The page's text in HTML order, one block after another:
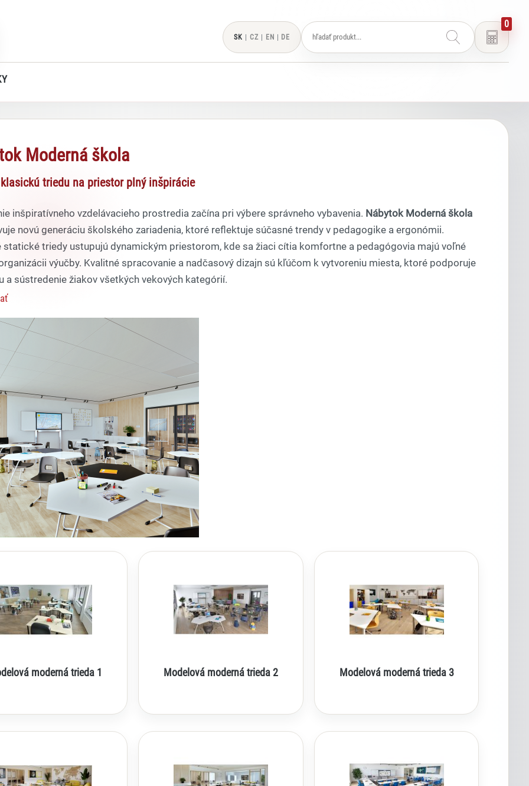
SK | CZ | EN | DE
0
Moderná škola
triedu na priestor plný inšpirácie
inšpiratívneho vzdelávacieho prostredia začína pri výbere správneho vybavenia. Nábytok Moderná škola
novú generáciu školského zariadenia, ktoré reflektuje súčasné trendy v pedagogike a ergonómii.
statické triedy ustupujú dynamickým priestorom, kde sa žiaci cítia komfortne a pedagógovia majú voľné
výučby. Kvalitné spracovanie a nadčasový dizajn sú kľúčom k vytvoreniu miesta, ktoré podporuje
a sústredenie žiakov všetkých vekových kategórií.
moderná trieda 1 Modelová moderná trieda 2 Modelová moderná trieda 3